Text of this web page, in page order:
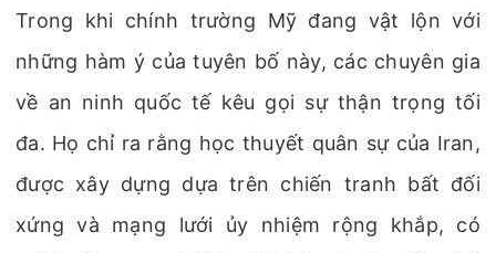
Trong khi chính trường Mỹ đang vật lộn với
những hàm ý của tuyên bố này, các chuyên gia
về an ninh quốc tế kêu gọi sự thận trọng tối
đa. Họ chỉ ra rằng học thuyết quân sự của Iran,
được xây dựng dựa trên chiến tranh bất đối
xứng và mạng lưới ủy nhiệm rộng khắp, có